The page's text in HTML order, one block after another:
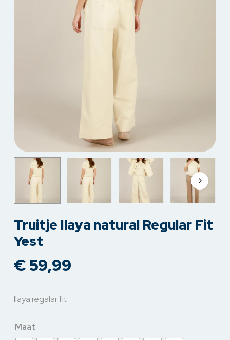
Truitje Ilaya natural Regular Fit
Yest
€ 59,99
Ilaya regalar fit
Maat